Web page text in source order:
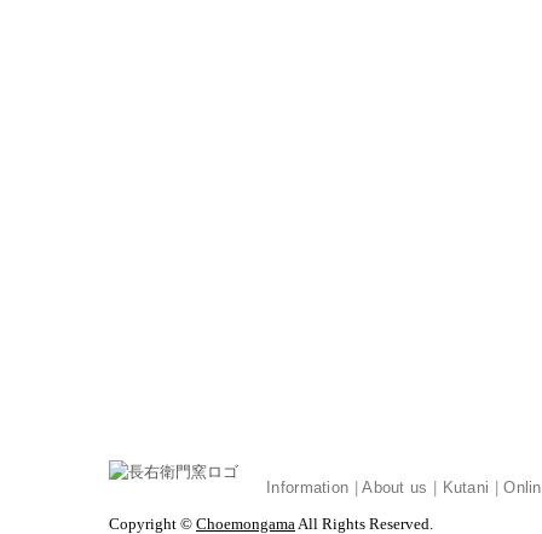
Information |About us Kutani |
Copyright © ChoemongamaAll Rights Reserved.